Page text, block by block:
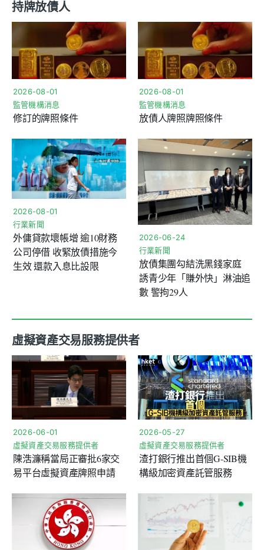
持牌放債人
2026-08-01
監管機構消息
修訂的牌照條件
2026-08-01
監管機構消息
放債人牌照牌照條件
2026-08-01
行業新聞
外傭貸款壞帳增 逾10財務
公司停借 收緊放債措施今
生效 還款入息比設限
2026-06-24
行業新聞
放債集團勾結洗黑錢家庭
誘青少年「賺外快」淋油追
數 警拘29人
虛擬資產交易服務提供者
2026-06-01
虛擬資產交易服務提供者
陳浩濂稱當局正審批6家交
易平台虛擬資產牌照申請
2026-05-27
虛擬資產交易服務提供者
渣打銀行推出首個G-SIB機
構級加密資產託管服務